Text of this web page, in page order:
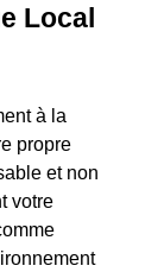
Local
à la
propre
et non
votre